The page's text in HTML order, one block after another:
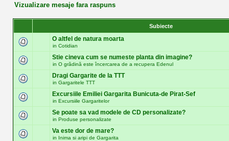
Vizualizare mesaje fara raspuns
Subiecte
O altfel de natura moarta
in Cotidian
Stie cineva cum se numeste planta din imagine?
in O grădină este încercarea de a recupera Edenul
Dragi Gargarite de la TTT
in Gargaritele TTT
Excursiile Emiliei Gargarita Bunicuta-de Pirat-Sef
in Excursiile Gargaritelor
Se poate sa vad modele de CD personalizate?
in Produse personalizate
Va este dor de mare?
in Inima si aripi de Gargarita